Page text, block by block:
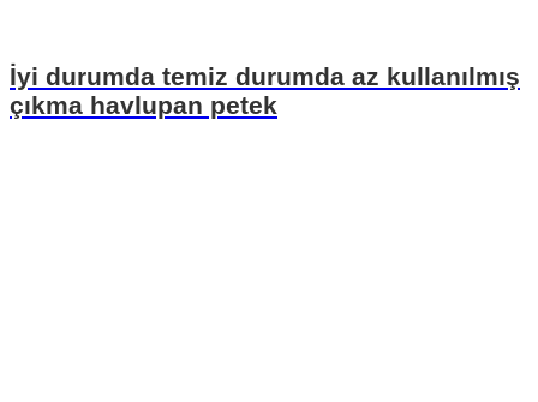
İyi durumda temiz durumda az kullanılmış
çıkma havlupan petek